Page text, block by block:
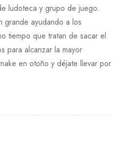
ludoteca y grupo de juego.
grande ayudando a los
tiempo que tratan de sacar el
para alcanzar la mayor
en otoño y déjate llevar por